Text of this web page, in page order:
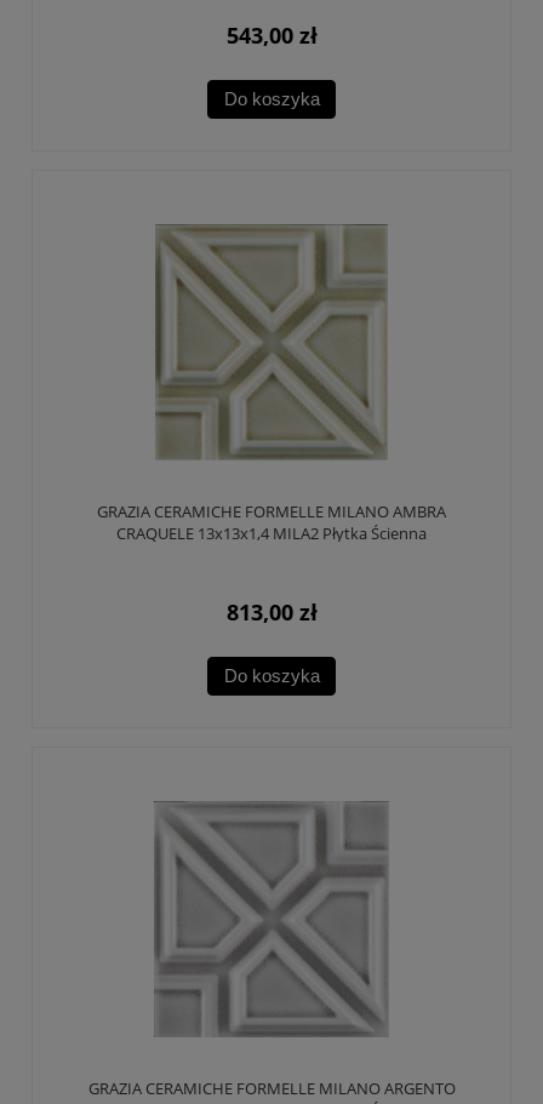
543,00 zł
Do koszyka
GRAZIA CERAMICHE FORMELLE MILANO AMBRA
CRAQUELE 13x13x1,4 MILA2 Płytka Ścienna
813,00 zł
Do koszyka
GRAZIA CERAMICHE FORMELLE MILANO ARGENTO